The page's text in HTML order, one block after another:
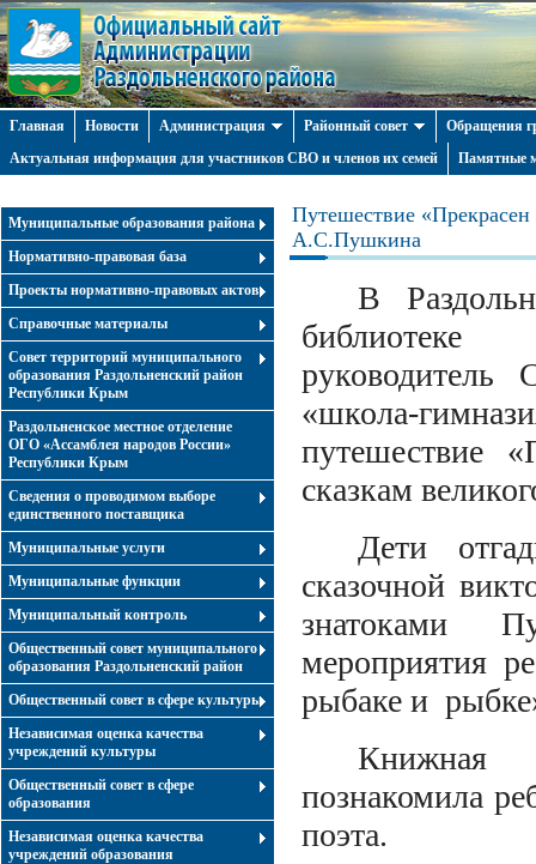
Главная Новости Администрация Районный совет
Обращения
Актуальная информация для участников СВО и членов их семей
Памятные
Муниципальные образования района
Нормативно-правовая база
Проекты нормативно-правовых актов
Справочные материалы
Совет территорий муниципального
образования Раздольненский район
Республики Крым
Раздольненское местное отделение
ОГО «Ассамблея народов России»
Республики Крым
Cведения о проводимом выборе
единственного поставщика
Муниципальные услуги
Муниципальные функции
Муниципальный контроль
Общественный совет муниципального
образования Раздольненский район
Общественный совет в сфере культуры
Независимая оценка качества
учреждений культуры
Общественный совет в сфере
образования
Независимая оценка качества
учреждений образования
Путешествие «Прекрасен
А.С.Пушкина
В
библиотеке
«школа-
путешествие
сказкам
Дети
сказочной
знатоками
мероприятия
рыбаке и
Книжная
познакомила
поэта.